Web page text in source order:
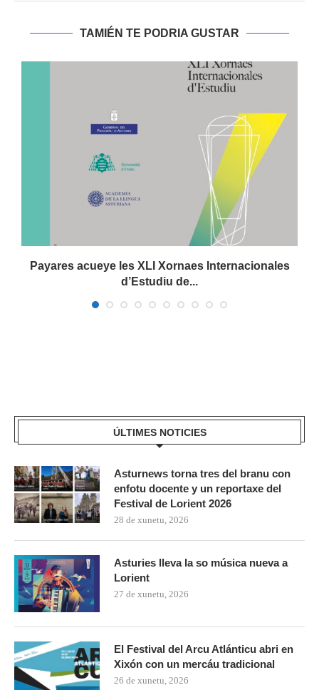
TAMIÉN TE PODRIA GUSTAR
Payares acueye les XLI Xornaes Internacionales
d’Estudiu de...
ÚLTIMES NOTICIES
Asturnews torna tres del branu con
enfotu docente y un reportaxe del
Festival de Lorient 2026
28 de xunetu, 2026
Asturies lleva la so música nueva a
Lorient
27 de xunetu, 2026
El Festival del Arcu Atlánticu abri en
Xixón con un mercáu tradicional
26 de xunetu, 2026